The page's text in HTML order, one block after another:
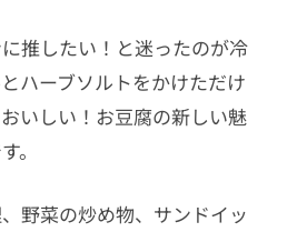
推したい！と迷ったのが冷
ハーブソルトをかけただけ
いしい！お豆腐の新しい魅
。
野菜の炒め物、サンドイッ